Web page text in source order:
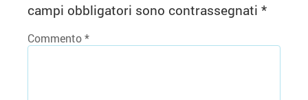
campi obbligatori sono contrassegnati *
Commento*